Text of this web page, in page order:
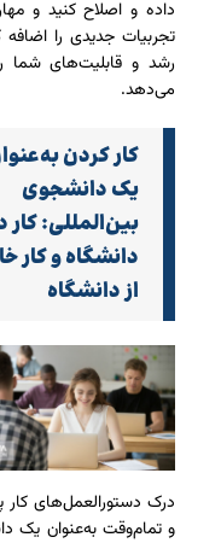
داده و اصلاح کنید و
تجربیات جدیدی را اضافه
رشد و قابلیت‌های شما
می‌دهد.
کار کردن
یک دانشجوی
بین‌المللی: کار
دانشگاه و کار
از دانشگاه
درک دستورالعمل‌های کار
و تمام‌وقت به‌عنوان یک